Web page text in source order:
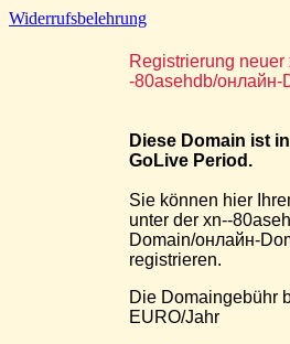
Widerrufsbelehrung
Registrierung neuer
-80asehdb/онлайн-
Diese Domain ist
GoLive Period.
Sie können hier
unter der xn--
Domain/онлайн-
registrieren.
Die Domaingebühr
EURO/Jahr